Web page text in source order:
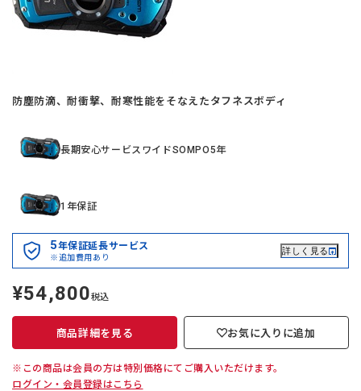
防塵防滴、耐衝撃、耐寒性能をそなえたタフネスボディ
長期安心サービスワイドSOMPO5年
1年保証
5年保証延長サービス
※追加費用あり
詳しく見る
定
価
¥54,800税込
商品詳細を見る お気に入りに追加
※この商品は会員の方は特別価格にてご購入いただけます。
ログイン・会員登録はこちら